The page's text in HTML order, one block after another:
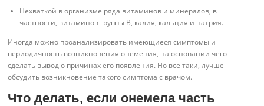
Нехваткой в организме ряда витаминов и минералов, в
частности, витаминов группы В, калия, кальция и натрия.
Иногда можно проанализировать имеющиеся симптомы и
периодичность возникновения онемения, на основании чего
сделать вывод о причинах его появления. Но все таки, лучше
обсудить возникновение такого симптома с врачом.
Что делать, если онемела часть